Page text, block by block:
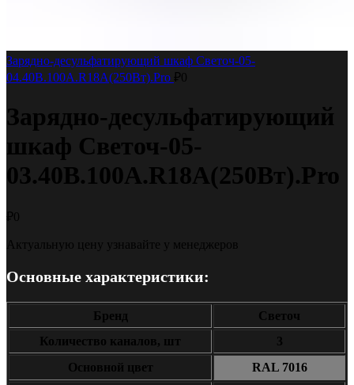
Зарядно-десульфатирующий шкаф Светоч-05-
04.40B.100A.R18A(250Вт).Pro ₽0
Зарядно-десульфатирующий
шкаф Светоч-05-
03.40B.100A.R18A(250Вт).Pro
₽0
Актуальную цену узнавайте у менеджеров
Основные характеристики:
Бренд
Светоч
Количество каналов, шт
3
Основной цвет
RAL 7016